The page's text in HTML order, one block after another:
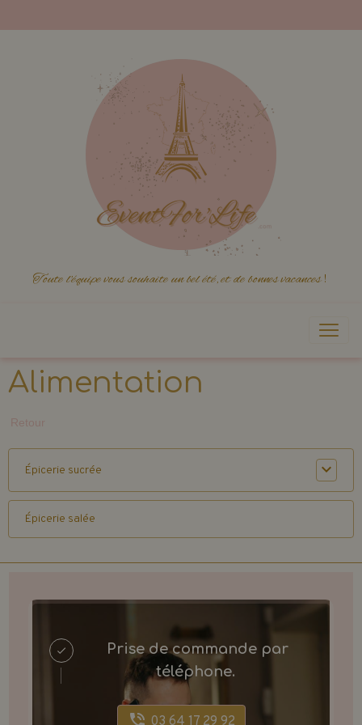
Toute l'équipe vous souhaite un bel été, et de bonnes vacances !
Alimentation
Retour
Épicerie sucrée
Épicerie salée
Prise de commande par
téléphone.
03 64 17 29 92